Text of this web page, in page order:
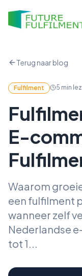
Terug naar blog
Fulfilment 5 min
E-
Waarom
een fulfilment
wanneer zelf
Nederlandse
tot 1...